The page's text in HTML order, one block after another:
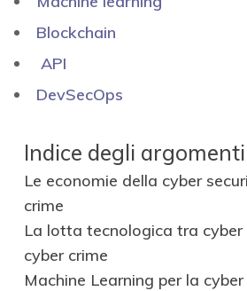
Blockchain
API
DevSecOps
Indice degli argomenti
Le economie della cyber
crime
La lotta tecnologica tra cyber
cyber crime
Machine Learning per la